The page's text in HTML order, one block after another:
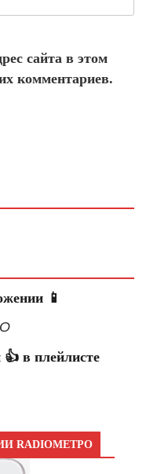
сайта в этом
комментариев.
📱
в плейлисте
RADIOМЕТРО